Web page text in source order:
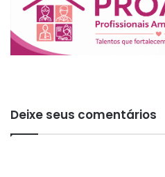
Deixe seus comentários